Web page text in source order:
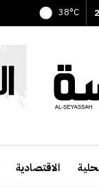
38°C
الاقتصادية